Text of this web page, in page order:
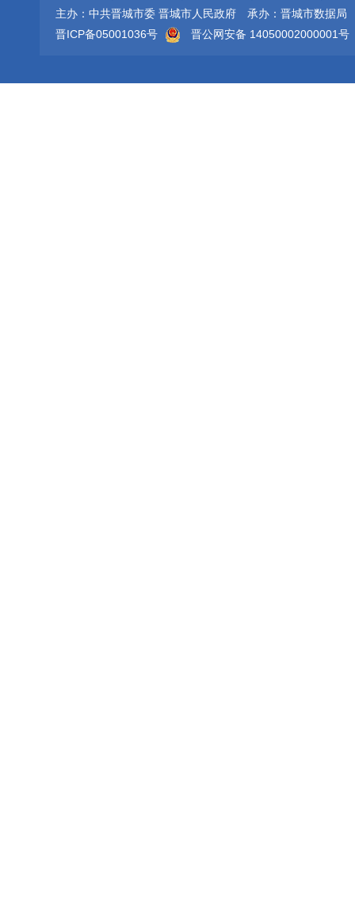
主办：中共晋城市委 晋城市人民政府
承办：晋城市数据局
晋ICP备05001036号
晋公网安备 14050002000001号